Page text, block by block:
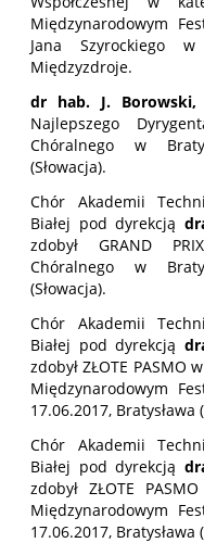
Międzynarodowym
Jana Szyrockiego w
Międzyzdroje.
dr hab. J.
Najlepszego
Chóralnego w
(Słowacja).
Chór Akademii
Białej pod dyrekcją
zdobył GRAND
Chóralnego w
(Słowacja).
Chór Akademii
Białej pod dyrekcją
zdobył ZŁOTE PASMO
Międzynarodowym
17.06.2017, Bratysława
Chór Akademii
Białej pod dyrekcją
zdobył ZŁOTE
Międzynarodowym
17.06.2017, Bratysława